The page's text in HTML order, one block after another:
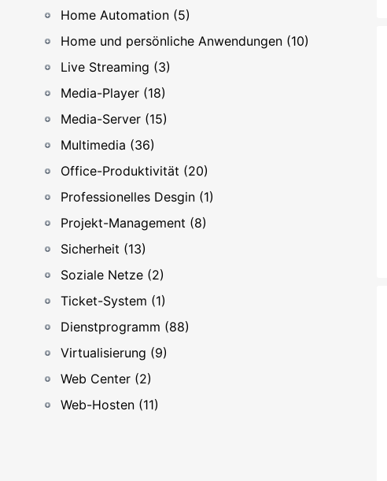
Home Automation (5)
Home und persönliche Anwendungen (10)
Live Streaming (3)
Media-Player (18)
Media-Server (15)
Multimedia (36)
Office-Produktivität (20)
Professionelles Desgin (1)
Projekt-Management (8)
Sicherheit (13)
Soziale Netze (2)
Ticket-System (1)
Dienstprogramm (88)
Virtualisierung (9)
Web Center (2)
Web-Hosten (11)